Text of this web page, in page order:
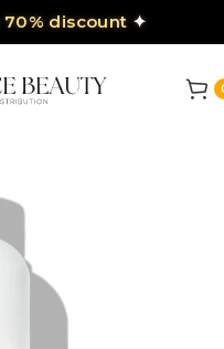
70% discount ✦